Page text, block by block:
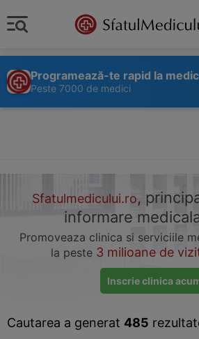
Programează-te rapid la medic
Peste 7000 de medici
Sfatulmedicului.ro,
informare
Promoveaza clinica si serviciile
la peste 3 milioane de
Inscrie clinica
Cautarea a generat 485